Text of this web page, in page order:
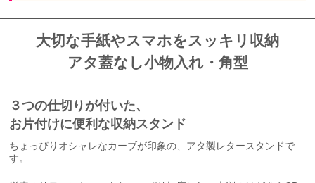
大切な手紙やスマホをスッキリ収納
アタ蓋なし小物入れ・角型
３つの仕切りが付いた、
お片付けに便利な収納スタンド
ちょっぴりオシャレなカーブが印象の、アタ製レタースタンドで
す。